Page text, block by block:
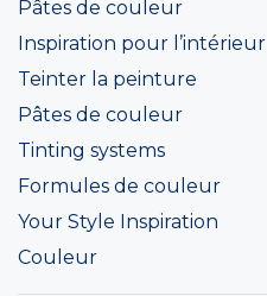
Pâtes de couleur
Inspiration pour l’intérieur
Teinter la peinture
Pâtes de couleur
Tinting systems
Formules de couleur
Your Style Inspiration
Couleur